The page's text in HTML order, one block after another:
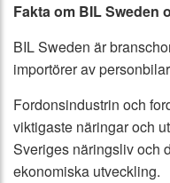
Fakta om BIL Sweden
BIL Sweden är
importörer av
Fordonsindustrin och
viktigaste näringar och
Sveriges näringsliv och
ekonomiska utveckling.